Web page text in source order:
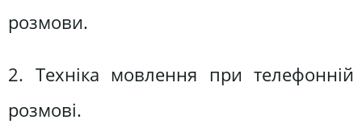
розмови.
2. Техніка мовлення при телефонній
розмові.